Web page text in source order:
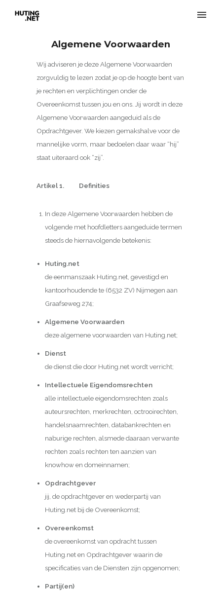
Algemene Voorwaarden
Wij adviseren je deze Algemene Voorwaarden
zorgvuldig te lezen zodat je op de hoogte bent van
je rechten en verplichtingen onder de
Overeenkomst tussen jou en ons. Jij wordt in deze
Algemene Voorwaarden aangeduid als de
Opdrachtgever. We kiezen gemakshalve voor de
mannelijke vorm, maar bedoelen daar waar “hij”
staat uiteraard ook “zij”.
Artikel 1. Definities
In deze Algemene Voorwaarden hebben de
volgende met hoofdletters aangeduide termen
steeds de hiernavolgende betekenis:
Huting.net
de eenmanszaak Huting.net, gevestigd en
kantoorhoudende te (6532 ZV) Nijmegen aan
Graafseweg 274;
Algemene Voorwaarden
deze algemene voorwaarden van Huting.net;
Dienst
de dienst die door Huting.net wordt verricht;
Intellectuele Eigendomsrechten
alle intellectuele eigendomsrechten zoals
auteursrechten, merkrechten, octrooirechten,
handelsnaamrechten, databankrechten en
naburige rechten, alsmede daaraan verwante
rechten zoals rechten ten aanzien van
knowhow en domeinnamen;
Opdrachtgever
jij, de opdrachtgever en wederpartij van
Huting.net bij de Overeenkomst;
Overeenkomst
de overeenkomst van opdracht tussen
Huting.net en Opdrachtgever waarin de
specificaties van de Diensten zijn opgenomen;
Partij(en)